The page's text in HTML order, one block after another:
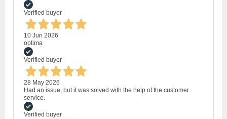
Verified buyer
10 Jun 2026
optima
Verified buyer
28 May 2026
Had an issue, but it was solved with the help of the customer
service.
Verified buyer